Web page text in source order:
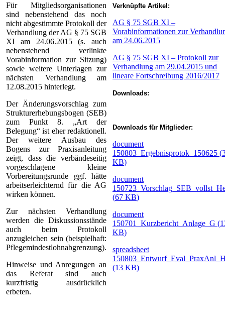
Für Mitgliedsorganisationen
sind nebenstehend das noch
nicht abgestimmte Protokoll der
Verhandlung der AG § 75 SGB
XI am 24.06.2015 (s. auch
nebenstehend verlinkte
Vorabinformation zur Sitzung)
sowie weitere Unterlagen zur
nächsten Verhandlung am
12.08.2015 hinterlegt.
Der Änderungsvorschlag zum
Strukturerhebungsbogen (SEB)
zum Punkt 8. „Art der
Belegung“ ist eher redaktionell.
Der weitere Ausbau des
Bogens zur Praxisanleitung
zeigt, dass die verbändeseitig
vorgeschlagene kleine
Vorbereitungsrunde ggf. hätte
arbeitserleichternd für die AG
wirken können.
Zur nächsten Verhandlung
werden die Diskussionsstände
auch beim Protokoll
anzugleichen sein (beispielhaft:
Pflegemindestlohnabgrenzung).
Hinweise und Anregungen an
das Referat sind auch
kurzfristig ausdrücklich
erbeten.
Verknüpfte Artikel:
AG § 75 SGB XI –
Vorabinformationen zur
am 24.06.2015
AG § 75 SGB XI – Protokoll zur
Verhandlung am 29.04.2015 und
lineare Fortschreibung 2016/2017
Downloads:
Downloads für Mitglieder:
document
150803_Ergebnisprotok_150625 (
KB)
document
(67 KB)
document
150701_Kurzbericht_Anlage_G (
KB)
spreadsheet
(13 KB)